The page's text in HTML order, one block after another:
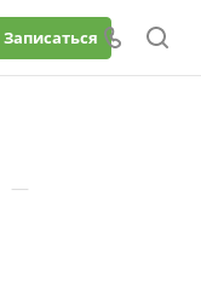
Записаться
—